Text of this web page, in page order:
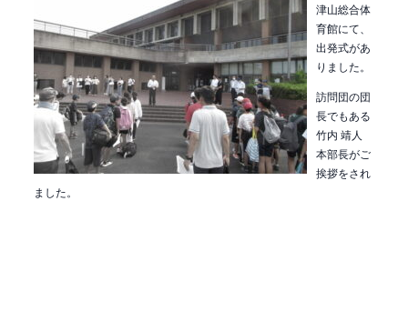
津山総合体
育館にて、
出発式があ
りました。
訪問団の団
長でもある
竹内 靖人
本部長がご
挨拶をされ
ました。